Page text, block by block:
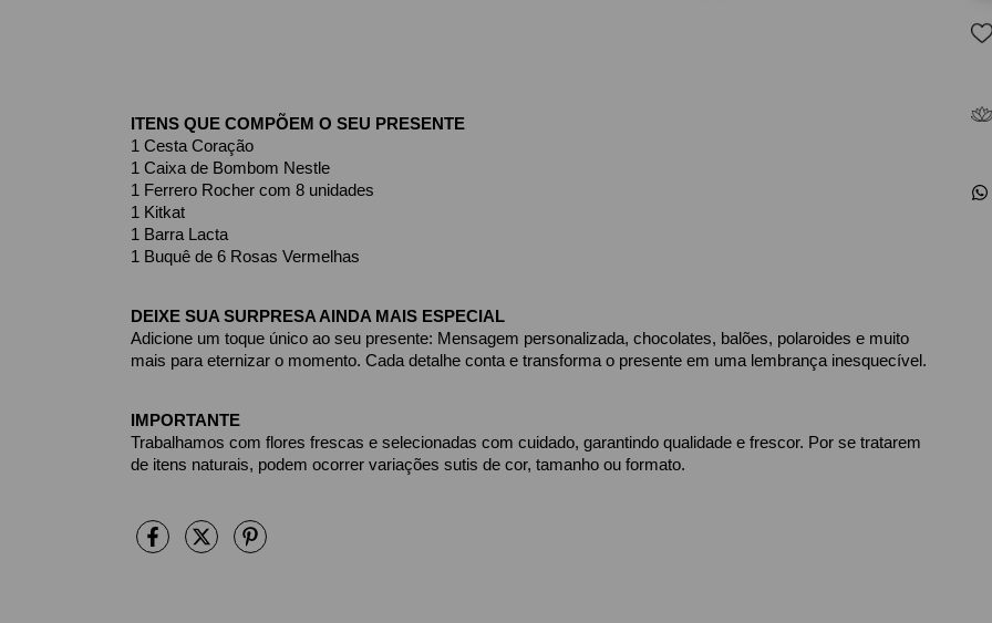
ITENS QUE COMPÕEM O SEU PRESENTE
1 Cesta Coração
1 Caixa de Bombom Nestle
1 Ferrero Rocher com 8 unidades
1 Kitkat
1 Barra Lacta
1 Buquê de 6 Rosas Vermelhas
DEIXE SUA SURPRESA AINDA MAIS ESPECIAL
Adicione um toque único ao seu presente: Mensagem personalizada, chocolates, balões, polaroides e muito
mais para eternizar o momento. Cada detalhe conta e transforma o presente em uma lembrança inesquecível.
IMPORTANTE
Trabalhamos com flores frescas e selecionadas com cuidado, garantindo qualidade e frescor. Por se tratarem
de itens naturais, podem ocorrer variações sutis de cor, tamanho ou formato.